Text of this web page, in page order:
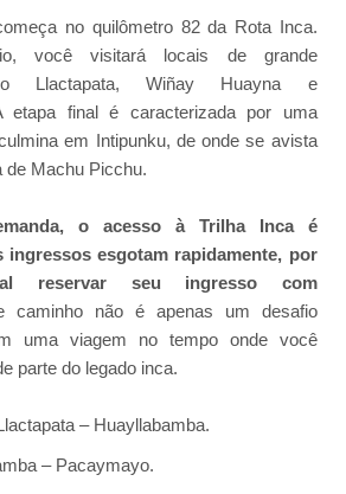
no quilômetro 82 da Rota Inca.
você visitará locais de grande
Llactapata, Wiñay Huayna e
etapa final é caracterizada por uma
em Intipunku, de onde se avista
de Machu Picchu.
o acesso à Trilha Inca é
ingressos esgotam rapidamente, por
reservar seu ingresso com
caminho não é apenas um desafio
uma viagem no tempo onde você
parte do legado inca.
– Huayllabamba.
– Pacaymayo.